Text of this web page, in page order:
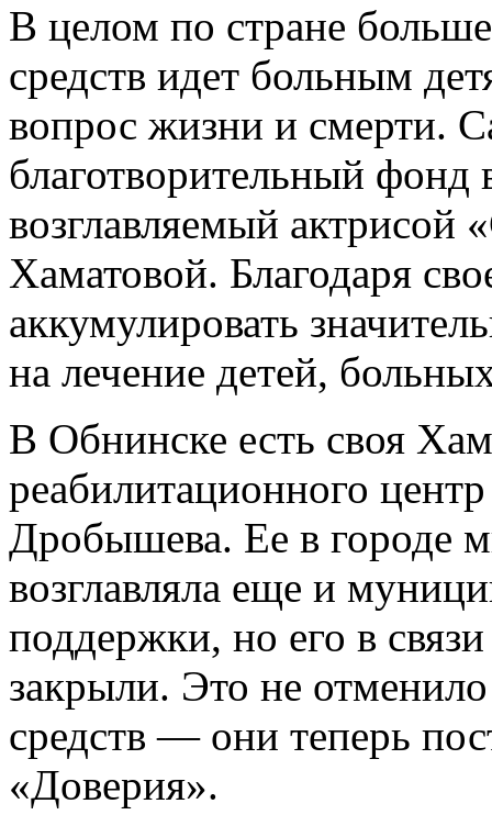
В целом по стране
средств идет больным
вопрос жизни и смерти.
благотворительный
возглавляемый актрисой
Хаматовой. Благодаря
аккумулировать
на лечение детей,
В Обнинске есть своя
реабилитационного
Дробышева. Ее в городе
возглавляла еще и
поддержки, но его в
закрыли. Это не
средств — они теперь
«Доверия».